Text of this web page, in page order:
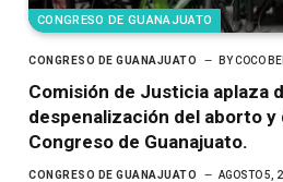
CONGRESO DE GUANAJUATO
CONGRESO DE GUANAJUATO BYCOCO
Comisión de Justicia aplaza
despenalización del aborto
Congreso de Guanajuato.
CONGRESO DE GUANAJUATO AGOSTO 5,